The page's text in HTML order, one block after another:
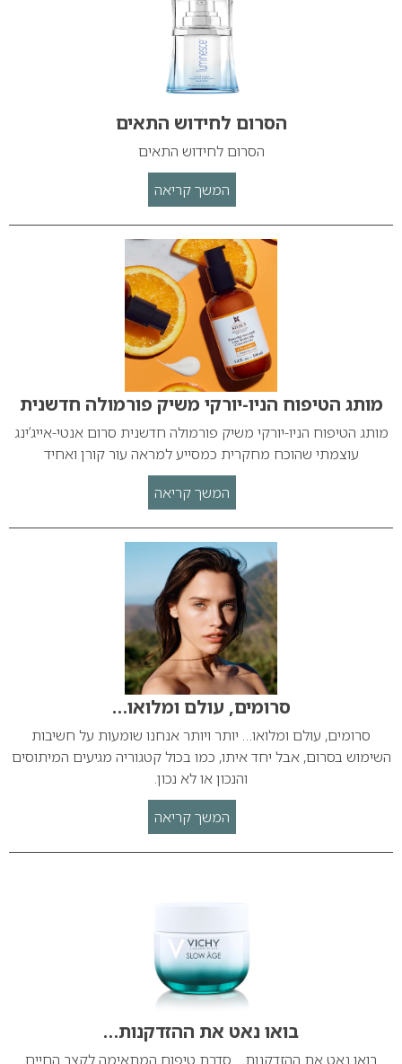
הסרום לחידוש התאים
הסרום לחידוש התאים
המשך קריאה
מותג הטיפוח הניו-יורקי משיק פורמולה חדשנית
מותג הטיפוח הניו-יורקי משיק פורמולה חדשנית סרום אנטי-אייג’ינג
עוצמתי שהוכח מחקרית כמסייע למראה עור קורן ואחיד
המשך קריאה
סרומים, עולם ומלואו…
סרומים, עולם ומלואו… יותר ויותר אנחנו שומעות על חשיבות
השימוש בסרום, אבל יחד איתו, כמו בכול קטגוריה מגיעים המיתוסים
והנכון או לא נכון.
המשך קריאה
בואו נאט את ההזדקנות…
בואו נאט את ההזדקנות… סדרת טיפוח המתאימה לקצב החיים